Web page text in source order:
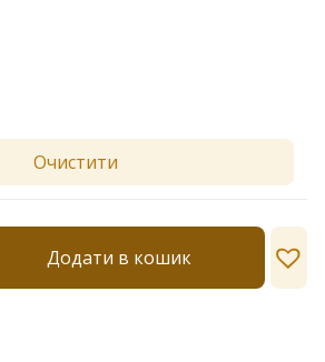
Очистити
Додати в кошик